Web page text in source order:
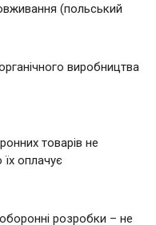
(польський
виробництва
товарів не
їх оплачує
розробки – не